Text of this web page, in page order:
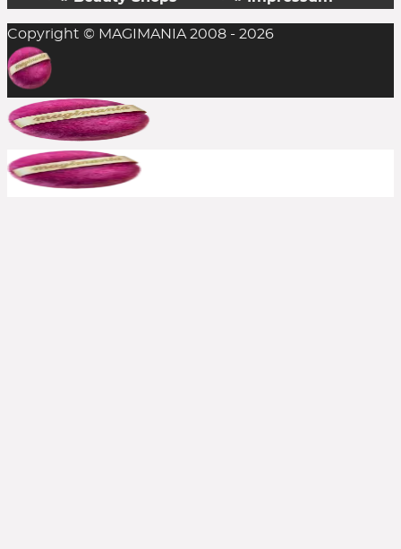
In der Regel ist das Einlösen mehrerer
Rabattcodes auf einen Einkauf nicht möglich,
aber man sollte es stets probieren. Die
Kombination aus Rabattcode und Gratis-
Zugabe(n) gelingt durchaus mal, insofern alle
anderen Bedingungen erfüllt sind.
Bereits reduzierte Produkte sind meist von
Copyright © MAGIMANIA 2008 - 2026